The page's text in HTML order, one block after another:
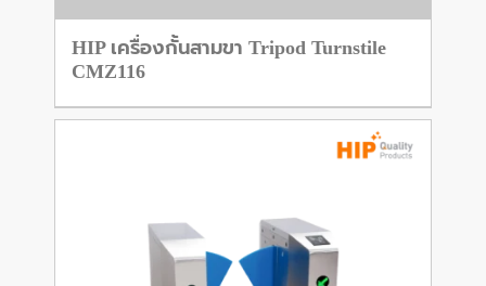
HIP เครื่องกั้นสามขา Tripod Turnstile
CMZ116